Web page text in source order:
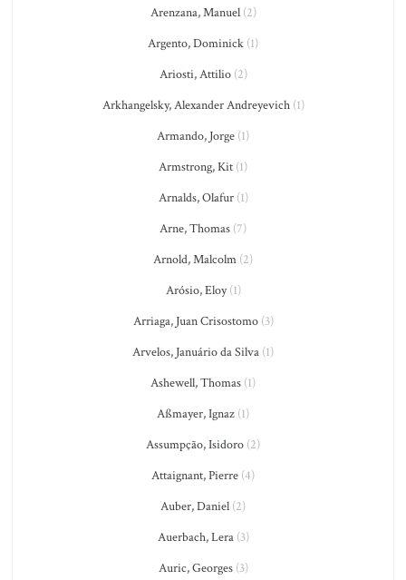
Arenzana, Manuel(2)
Argento, Dominick (1)
Ariosti, Attilio(2)
Arkhangelsky, Alexander Andreyevich(1)
Armando, Jorge (1)
Armstrong, Kit (1)
Arnalds, Olafur(1)
Arne, Thomas (7)
Arnold, Malcolm (2)
Arósio, Eloy(1)
Arriaga, Juan Crisostomo(3)
Arvelos, Januário da Silva (1)
Ashewell, Thomas (1)
Aßmayer, Ignaz (1)
Assumpção, Isidoro (2)
Attaignant, Pierre (4)
Auber, Daniel (2)
Auerbach, Lera(3)
Auric, Georges(3)